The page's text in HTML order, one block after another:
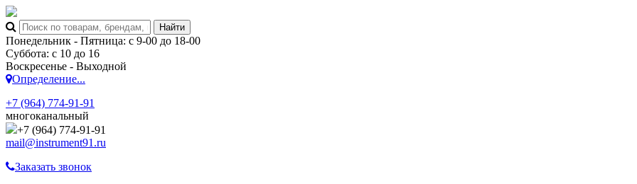
Понедельник - Пятница: с 9-00 до 18-00
Суббота: с 10 до 16
Воскресенье - Выходной
Определение...
+7 (964) 774-91-91
многоканальный
+7 (964) 774-91-91
mail@instrument91.ru
Заказать звонок